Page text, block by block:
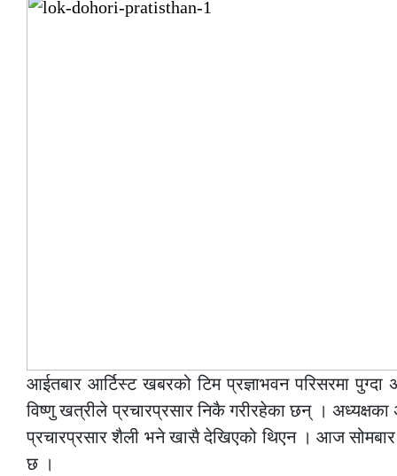
आईतबार आर्टिस्ट खबरको टिम प्रज्ञाभवन परिसरमा पुग्दा
विष्णु खत्रीले प्रचारप्रसार निकै गरीरहेका छन् । अध्यक्षका
प्रचारप्रसार शैली भने खासै देखिएको थिएन । आज
छ ।